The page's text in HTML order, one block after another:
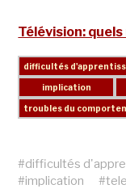
Télévision:
#difficultés
#implication #